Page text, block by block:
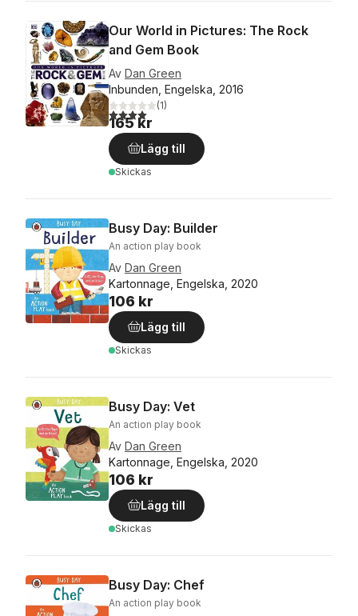
Our World in Pictures: The Rock
and Gem Book
Av Dan Green
Inbunden, Engelska, 2016
4,0utav 5 stjärnor. Totalt antal röster:
(1)
165 kr
Lägg till
Skickas
Busy Day: Builder
An action play book
Av Dan Green
Kartonnage, Engelska, 2020
106 kr
Lägg till
Skickas
Busy Day: Vet
An action play book
Av Dan Green
Kartonnage, Engelska, 2020
106 kr
Lägg till
Skickas
Busy Day: Chef
An action play book